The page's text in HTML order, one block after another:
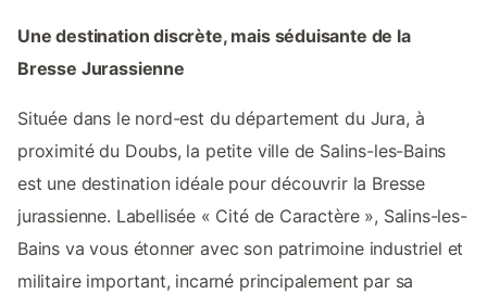
Une destination discrète, mais séduisante de la
Bresse Jurassienne
Située dans le nord-est du département du Jura, à
proximité du Doubs, la petite ville de Salins-les-Bains
est une destination idéale pour découvrir la Bresse
jurassienne. Labellisée « Cité de Caractère », Salins-les-
Bains va vous étonner avec son patrimoine industriel et
militaire important, incarné principalement par sa